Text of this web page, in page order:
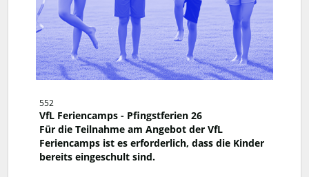
552
VfL Feriencamps - Pfingstferien 26
Für die Teilnahme am Angebot der VfL
Feriencamps ist es erforderlich, dass die Kinder
bereits eingeschult sind.